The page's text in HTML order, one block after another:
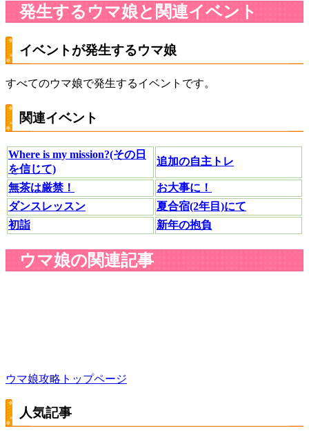
発生するウマ娘と関連イベント
イベントが発生するウマ娘
すべてのウマ娘で発生するイベントです。
関連イベント
Where is my mission?(その日
を信じて)
追加の自主トレ
無茶は厳禁！
お大事に！
ダンスレッスン
夏合宿(2年目)にて
初詣
新年の抱負
ウマ娘の関連記事
ウマ娘攻略トップページ
人気記事